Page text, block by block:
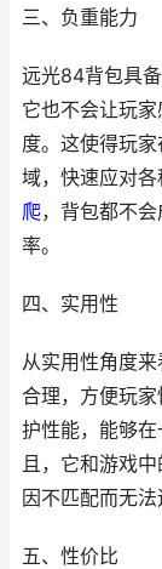
三、负重能力
远光84背包具
它也不会让玩
度。这使得玩
域，快速应对各
爬，背包都不
率。
四、实用性
从实用性角度
合理，方便玩
护性能，能够
且，它和游戏
因不匹配而无法
五、性价比